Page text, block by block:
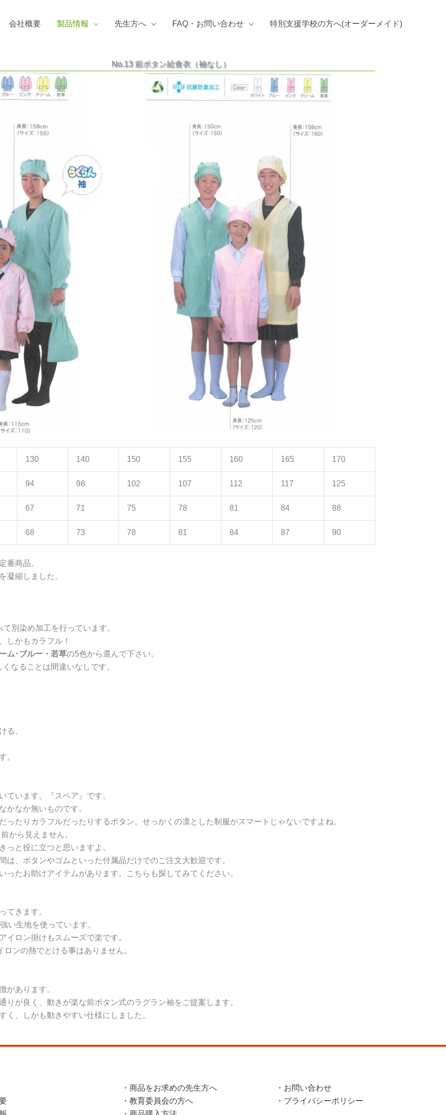
会社概要 製品情報 先生方へ FAQ・お問い合わせ 特別支援学校の方へ(オーダーメイド)
No.13 前ボタン給食衣（袖なし）
130 140 150 155 160 165 170
94 98 102 107 112 117 125
67 71 75 78 81 84 88
68 73 78 81 84 87 90
番商品。
凝縮しました。
別染め加工を行っています。
しかもカラフル！
ム･ブルー・ 若草の5色から選んで下さい。
なることは間違いなしです。
る。
。
ています。『スペア』です。
かなか無いものです。
ったりカラフルだったりするボタン。せっかくの凛とした制服がスマートじゃないですよね。
から見えません。
っと役に立つと思いますよ。
は、ボタンやゴムといった付属品だけでのご注文大歓迎です。
ったお助けアイテムがあります。こちらも探してみてください。
てきます。
い生地を使っています。
イロン掛けもスムーズで楽です。
ンの熱でとける事はありません。
があります。
りが良く、動きが楽な前ボタン式のラグラン袖をご提案します。
く、しかも動きやすい仕様にしました。
・商品をお求めの先生方へ
・教育委員会の方へ
・お問い合わせ
・プライバシーポリシー